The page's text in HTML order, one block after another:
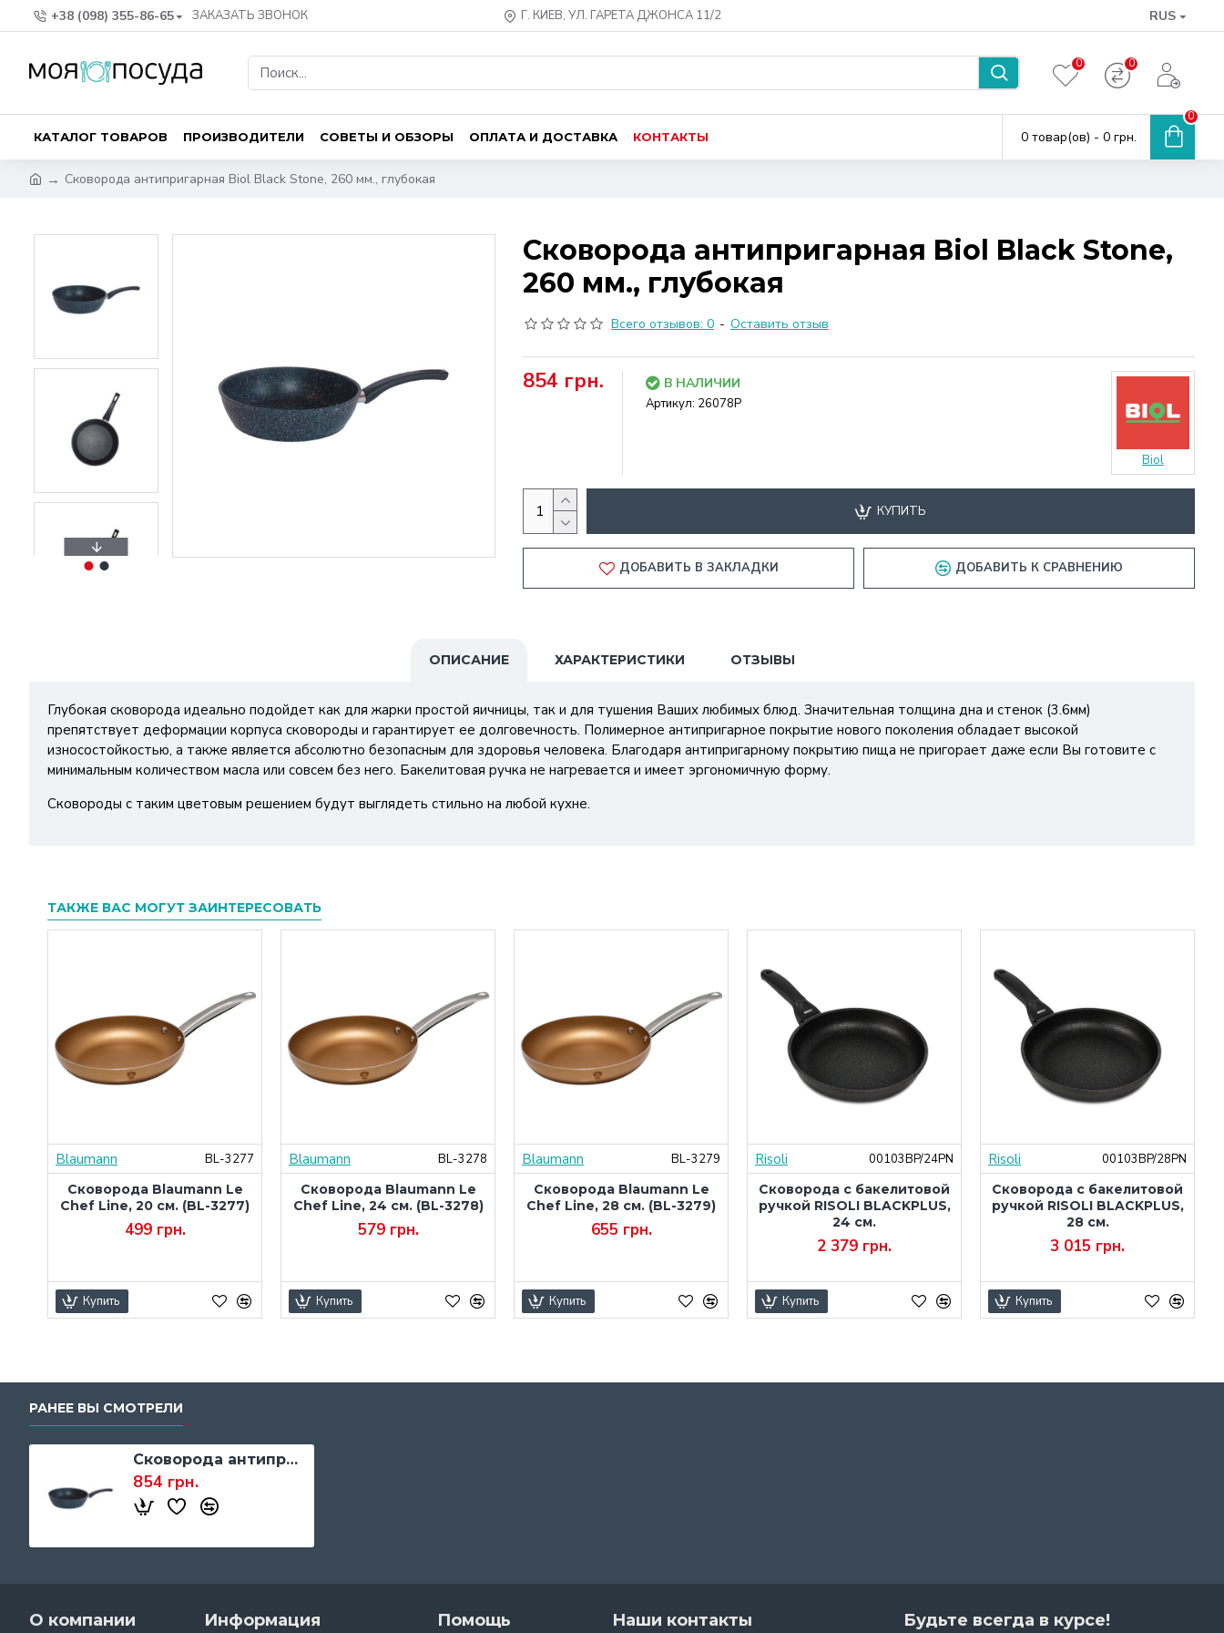
+38 (098) 355-86-65 ЗАКАЗАТЬ ЗВОНОК Г. КИЕВ, УЛ. ГАРЕТА ДЖОНСА 11/2 RUS
0 0
КАТАЛОГ ТОВАРОВ ПРОИЗВОДИТЕЛИ СОВЕТЫ И ОБЗОРЫ ОПЛАТА И ДОСТАВКА КОНТАКТЫ 0 товар(ов) - 0 грн.
0
Сковорода антипригарная Biol Black Stone, 260 мм., глубокая
Сковорода антипригарная Biol Black Stone,
260 мм., глубокая
Всего отзывов: 0 - Оставить отзыв
854 грн. В НАЛИЧИИ
Артикул: 26078Р
Biol
КУПИТЬ
ДОБАВИТЬ В ЗАКЛАДКИ ДОБАВИТЬ К СРАВНЕНИЮ
ОПИСАНИЕ ХАРАКТЕРИСТИКИ ОТЗЫВЫ
Глубокая сковорода идеально подойдет как для жарки простой яичницы, так и для тушения Ваших любимых блюд. Значительная толщина дна и стенок (3.6мм)
препятствует деформации корпуса сковороды и гарантирует ее долговечность. Полимерное антипригарное покрытие нового поколения обладает высокой
износостойкостью, а также является абсолютно безопасным для здоровья человека. Благодаря антипригарному покрытию пища не пригорает даже если Вы готовите с
минимальным количеством масла или совсем без него. Бакелитовая ручка не нагревается и имеет эргономичную форму.
Сковороды с таким цветовым решением будут выглядеть стильно на любой кухне.
ТАКЖЕ ВАС МОГУТ ЗАИНТЕРЕСОВАТЬ
Blaumann
BL-3277
Сковорода Blaumann Le
Chef Line, 20 см. (BL-3277)
499 грн.
Купить
Blaumann
BL-3278
Сковорода Blaumann Le
Chef Line, 24 см. (BL-3278)
579 грн.
Купить
Blaumann
BL-3279
Сковорода Blaumann Le
Chef Line, 28 см. (BL-3279)
655 грн.
Купить
Risoli
00103BP/24PN
Сковорода c бакелитовой
ручкой RISOLI BLACKPLUS,
24 см.
2 379 грн.
Купить
Risoli
00103BP/28PN
Сковорода c бакелитовой
ручкой RISOLI BLACKPLUS,
28 см.
3 015 грн.
Купить
РАНЕЕ ВЫ СМОТРЕЛИ
Сковорода антипригарная Biol Black Stone, 260 мм., глубокая
854 грн.
О компании Информация Помощь Наши контакты Будьте всегда в курсе!